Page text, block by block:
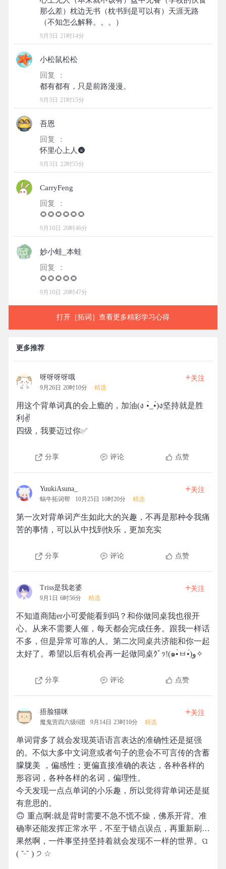
那么差）枕边无书（枕书到是可以有）天涯无路
9月3日 21时14分
小松鼠松松
回复 ：
9月3日 21时15分
吾恩
回复 ：
9月3日 22时55分
CarryFeng
回复 ：
9月10日 20时46分
妙小蛙_本蛙
回复 ：
9月10日 20时47分
打开［拓词］查看更多精彩学习心得
更多推荐
呀呀呀呀哦
9月26日 20时10分 精选
+关注
用这个背单词真的会上瘾的，加油(ง •̀_•́)ง坚持就是胜
利✌
四级，我要迈过你✅️
分享 评论 点赞
YuukiAsuna_
蜗牛拓词帮 10月25日 10时20分 精选
+关注
第一次对背单词产生如此大的兴趣，不再是那种令我痛
苦的事情，可以从中找到快乐，更加充实
分享 评论 点赞
Triss是我老婆
9月1日 6时56分 精选
+关注
不知道商陆er小可爱能看到吗？和你做同桌我也很开
心。从来不需要人催，每天都会完成任务。跟我一样话
不多，但是异常可靠的人。第二次同桌共济能和你一起
太好了。希望以后有机会再一起做同桌ｸﾞｯ!(๑•̀ㅂ•́)و✧
分享 评论 点赞
捂脸猫咪
魔鬼营四六级6团 9月14日 23时10分 精选
+关注
单词背多了就会发现英语语言表达的准确性还是挺强
的。不似大多中文词意或者句子的意会不可言传的含蓄
朦胧美 ，偏感性；更偏直接准确的表达，各种各样的
形容词，各种各样的名词，偏理性。
今天发现一点点单词的小乐趣，所以觉得背单词还是挺
有意思的。
🙃 重点啊:就是背时需要不急不慌不燥，佛系开背。准
确率还能发挥正常水平，不至于错点误点，再重新刷…
果然啊，一件事坚持坚持着就会发现不一样的世界。ପ
( ˘ᵕ˘ ) ੭ ☆